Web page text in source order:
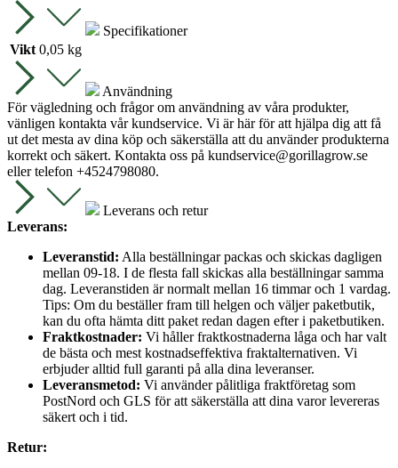
Specifikationer
Vikt 0,05 kg
Användning
För vägledning och frågor om användning av våra produkter,
vänligen kontakta vår kundservice. Vi är här för att hjälpa dig att få
ut det mesta av dina köp och säkerställa att du använder produkterna
korrekt och säkert. Kontakta oss på kundservice@gorillagrow.se
eller telefon +4524798080.
Leverans och retur
Leverans:
Leveranstid: Alla beställningar packas och skickas dagligen
mellan 09-18. I de flesta fall skickas alla beställningar samma
dag. Leveranstiden är normalt mellan 16 timmar och 1 vardag.
Tips: Om du beställer fram till helgen och väljer paketbutik,
kan du ofta hämta ditt paket redan dagen efter i paketbutiken.
Fraktkostnader: Vi håller fraktkostnaderna låga och har valt
de bästa och mest kostnadseffektiva fraktalternativen. Vi
erbjuder alltid full garanti på alla dina leveranser.
Leveransmetod: Vi använder pålitliga fraktföretag som
PostNord och GLS för att säkerställa att dina varor levereras
säkert och i tid.
Retur: